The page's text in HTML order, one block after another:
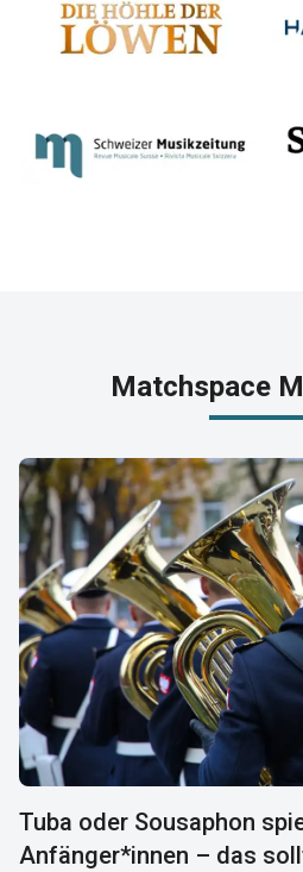
Matchspace
Tuba oder Sousaphon
Anfänger*innen – das